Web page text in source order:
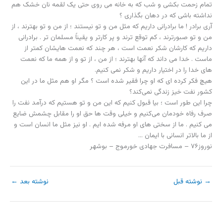
تمام زحمت بکشی و شب که به خانه می روی حتی یک لقمه نان خشک هم
نداشته باشی که در دهان بگذاری ؟
آری برادر ! ما برادرانی داریم که مثل من و تو نیستند ؛ از من و تو بهترند ، از
من و تو صبورترند ، کم توقع ترند و پر کارتر و یقیناً مسلمان تر . برادرانی
داریم که کارشان شکر نعمت است ، هر چند که نعمت هایشان کمتر از
ماست . خدا می داند که آنها بهترند ؛ از من ، از تو و از همه ما که نعمت
های خدا را در اختیار داریم و شکر نمی کنیم.
هیچ فکر کرده ای که او چرا فقیر شده است ؟ مگر او هم مثل ما در این
کشور نفت خیز زندگی نمی‌کند؟
چرا این طور است ؛ بیا قبول کنیم که این من و تو هستیم که درآمد نفت را
صرف رفاه خودمان می‌کنیم و خیلی وقت ها حق او را مقابل چشمش ضایع
می کنیم . ما از سختی های او مرفه شده ایم . او نیز مثل ما انسان است و
از ما بالاتر انسانی با ایمان …
نوروز۷۶ – مسافرت جهادی خورموج – بوشهر
→ نوشته قبل نوشته بعد ←